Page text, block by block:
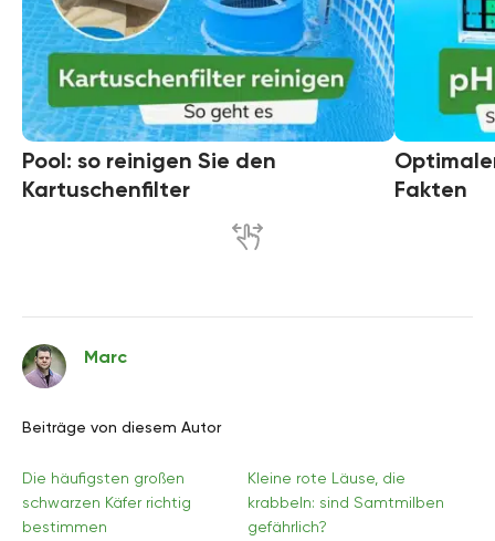
Pool: so reinigen Sie den
Kartuschenfilter
Fakten
Marc
Beiträge von diesem Autor
Die häufigsten großen
schwarzen Käfer richtig
bestimmen
Kleine rote Läuse, die
krabbeln: sind Samtmilben
gefährlich?